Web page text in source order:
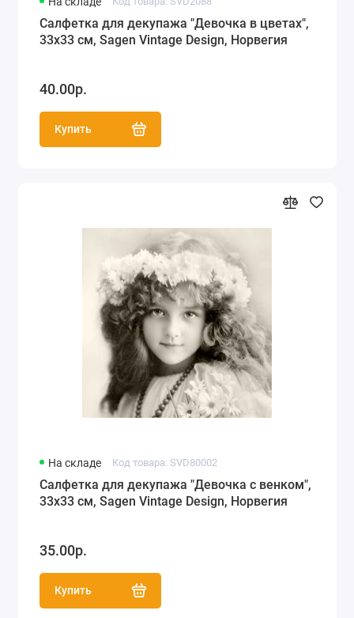
Салфетка для декупажа "Девочка в цветах",
33х33 см, Sagen Vintage Design, Норвегия
40.00р.
Купить
На складе Код товара: SVD80002
Салфетка для декупажа "Девочка с венком",
33х33 см, Sagen Vintage Design, Норвегия
35.00р.
Купить